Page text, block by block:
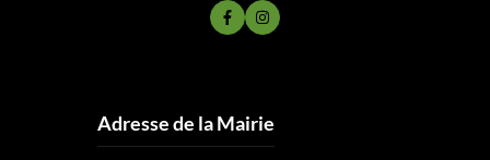
Lien vers le compte Facebook
Lien vers le compte Instagram
Adresse de la Mairie